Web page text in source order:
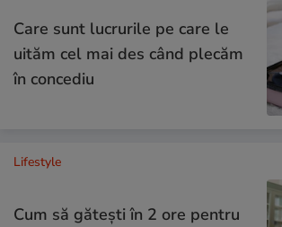
Care sunt lucrurile pe care le
uităm cel mai des când plecăm
în concediu
Lifestyle
Cum să gătești în 2 ore pentru